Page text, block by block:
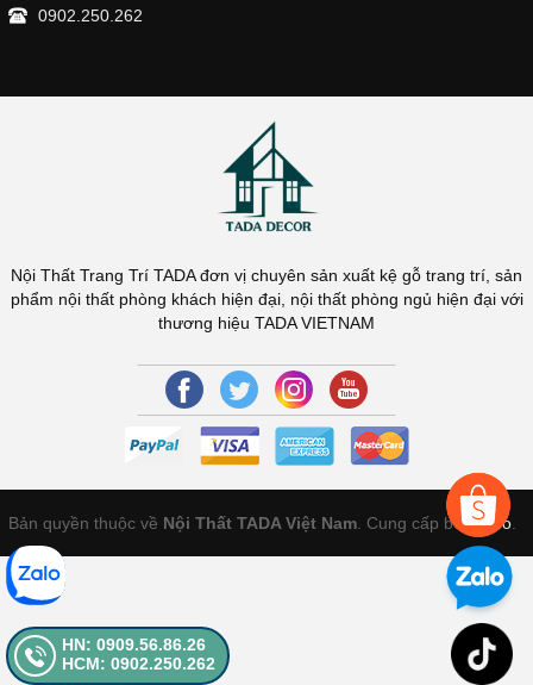
0902.250.262
Nội Thất Trang Trí TADA đơn vị chuyên sản xuất kệ gỗ trang trí, sản
phẩm nội thất phòng khách hiện đại, nội thất phòng ngủ hiện đại với
thương hiệu TADA VIETNAM
Bản quyền thuộc về Nội Thất TADA Việt Nam. Cung cấp bởiSapo.
HN: 0909.56.86.26
HCM: 0902.250.262